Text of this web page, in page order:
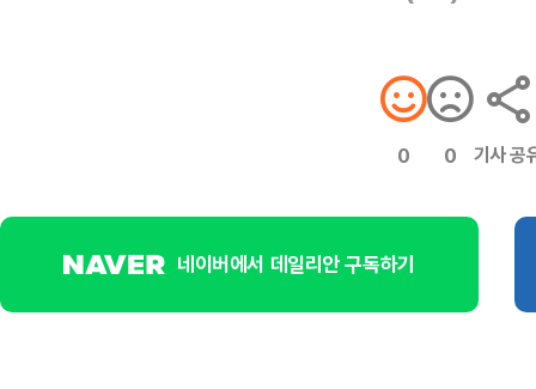
0 0 기사 공
네이버에서 데일리안 구독하기